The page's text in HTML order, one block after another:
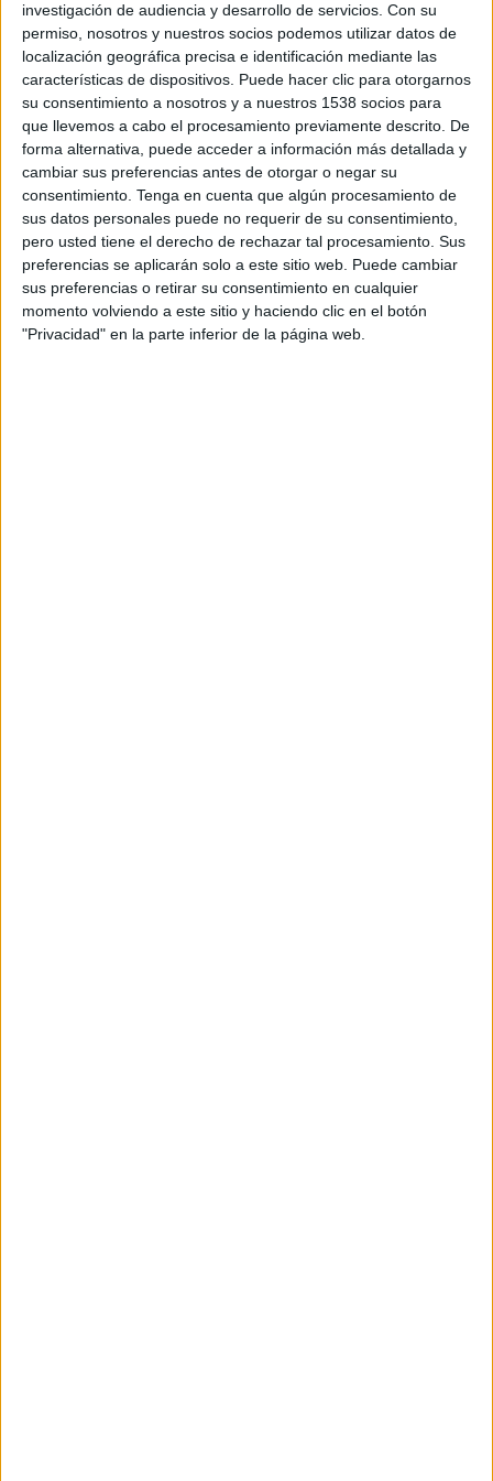
investigación de audiencia y desarrollo de servicios. Con su
permiso, nosotros y nuestros socios podemos utilizar datos de
localización geográfica precisa e identificación mediante las
características de dispositivos. Puede hacer clic para otorgarnos
su consentimiento a nosotros y a nuestros 1538 socios para
que llevemos a cabo el procesamiento previamente descrito. De
forma alternativa, puede acceder a información más detallada y
cambiar sus preferencias antes de otorgar o negar su
consentimiento. Tenga en cuenta que algún procesamiento de
sus datos personales puede no requerir de su consentimiento,
pero usted tiene el derecho de rechazar tal procesamiento. Sus
preferencias se aplicarán solo a este sitio web. Puede cambiar
sus preferencias o retirar su consentimiento en cualquier
momento volviendo a este sitio y haciendo clic en el botón
"Privacidad" en la parte inferior de la página web.
d'instrucció en funcions de guàrdia de Girona
que properament citarà a declarar la parella
com a suposats autors d'un delicte d'estafa.
La dona té 30 anys, és veïna de Vidreres i de
nacionalitat romanesa mentre que l'home té 36
anys, és veí d'Anglès i de nacionalitat
portuguesa.